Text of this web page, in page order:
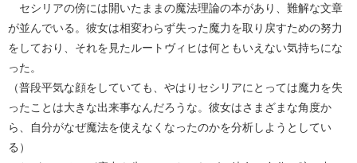
セシリアの傍には開いたままの魔法理論の本があり、難解な文章
が並んでいる。彼女は相変わらず失った魔力を取り戻すための努力
をしており、それを見たルートヴィヒは何ともいえない気持ちにな
った。
（普段平気な顔をしていても、やはりセシリアにとっては魔力を失
ったことは大きな出来事なんだろうな。彼女はさまざまな角度か
ら、自分がなぜ魔法を使えなくなったのかを分析しようとしてい
る）